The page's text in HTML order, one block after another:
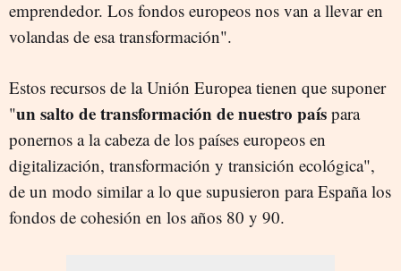
emprendedor. Los fondos europeos nos van a llevar en
volandas de esa transformación".
Estos recursos de la Unión Europea tienen que suponer
"un salto de transformación de nuestro país para
ponernos a la cabeza de los países europeos en
digitalización, transformación y transición ecológica",
de un modo similar a lo que supusieron para España los
fondos de cohesión en los años 80 y 90.